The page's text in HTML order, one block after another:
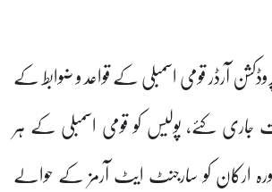
آرڈر قومی اسمبلی کے قواعد و ضوابط کے
تحت جاری کئے، پولیس کو قومی اسمبلی کے ہر
ارکان کو سارجنٹ ایٹ آرمز کے حوالے